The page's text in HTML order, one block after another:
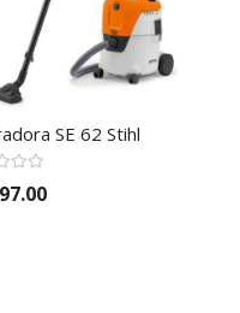
SE 62 Stihl